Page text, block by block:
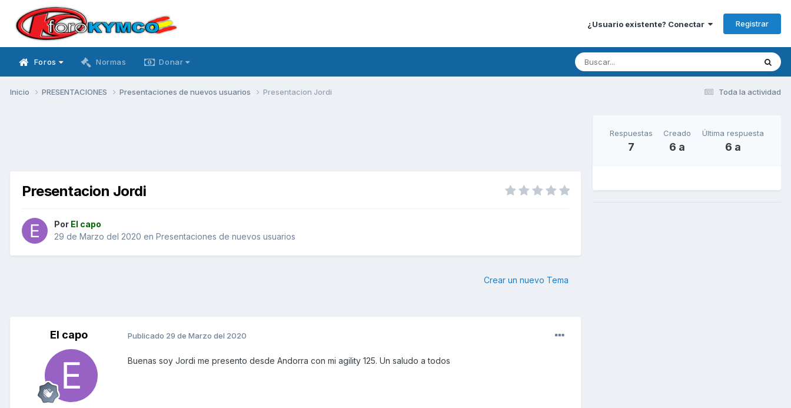
¿Usuario existente? Conectar Registrar
Foros Normas Donar
Toda la actividad
Inicio PRESENTACIONES Presentaciones de nuevos usuarios Presentacion Jordi
Presentacion Jordi
Por El capo
29 de Marzo del 2020 en Presentaciones de nuevos usuarios
Crear un nuevo Tema
El capo Publicado 29 de Marzo del 2020
Buenas soy Jordi me presento desde Andorra con mi agility 125. Un saludo a todos
Respuestas
7
Creado
6 a
Última respuesta
6 a